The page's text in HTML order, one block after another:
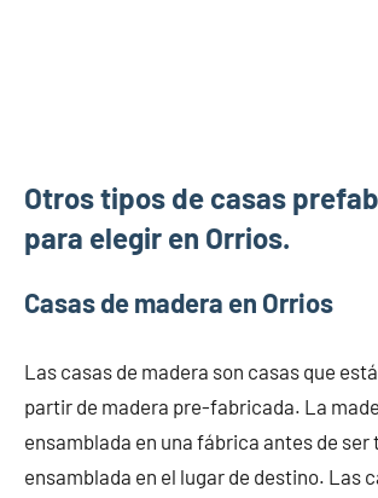
Otros tipos de casas
para elegir en Orrios.
Casas de madera en Orrios
Las casas de madera son casas que
partir de madera pre-fabricada. La
ensamblada en una fábrica antes de
ensamblada en el lugar de destino. Las